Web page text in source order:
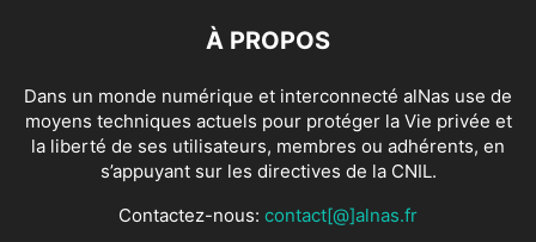
À PROPOS
Dans un monde numérique et interconnecté alNas use de
moyens techniques actuels pour protéger la Vie privée et
la liberté de ses utilisateurs, membres ou adhérents, en
s’appuyant sur les directives de la CNIL.
Contactez-nous: contact[@]alnas.fr